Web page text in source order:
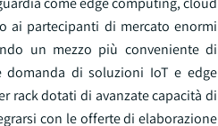
ai partecipanti di mercato enormi
un mezzo più conveniente di
domanda di soluzioni IoT e edge
rack dotati di avanzate capacità di
con le offerte di elaborazione